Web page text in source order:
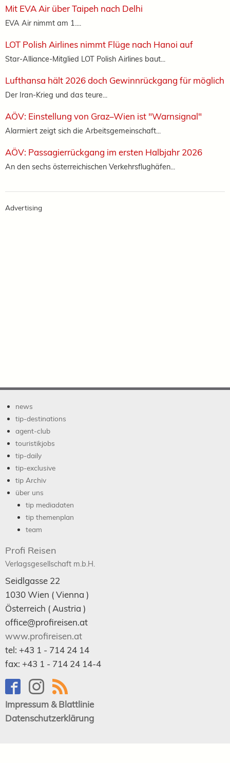
Mit EVA Air über Taipeh nach Delhi
EVA Air nimmt am 1....
LOT Polish Airlines nimmt Flüge nach Hanoi auf
Star-Alliance-Mitglied LOT Polish Airlines baut...
Lufthansa hält 2026 doch Gewinnrückgang für möglich
Der Iran-Krieg und das teure...
AÖV: Einstellung von Graz–Wien ist "Warnsignal"
Alarmiert zeigt sich die Arbeitsgemeinschaft...
AÖV: Passagierrückgang im ersten Halbjahr 2026
An den sechs österreichischen Verkehrsflughäfen...
Advertising
news
tip-destinations
agent-club
touristikjobs
tip-daily
tip-exclusive
tip Archiv
über uns
tip mediadaten
tip themenplan
team
Profi Reisen
Verlagsgesellschaft m.b.H.
Seidlgasse 22
1030Wien ( Vienna )
Österreich ( Austria )
office@profireisen.at
www.profireisen.at
tel: +43 1 - 714 24 14
fax: +43 1 - 714 24 14-4
Impressum & Blattlinie
Datenschutzerklärung